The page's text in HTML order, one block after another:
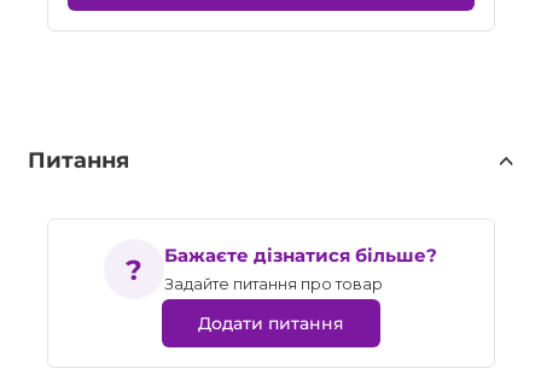
Питання
Бажаєте дізнатися більше?
Задайте питання про товар
Додати питання